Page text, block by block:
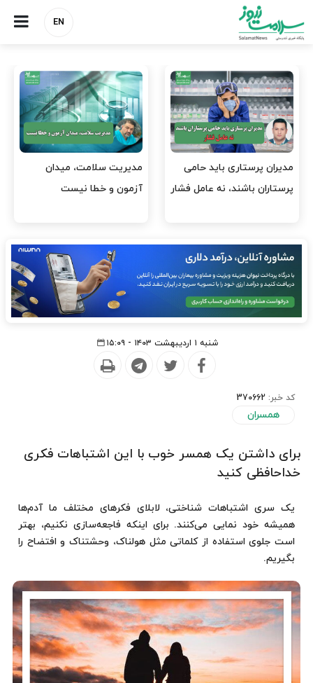
EN
وقت وزیر بهداشت باید صرف
افتتاح پروژه‌ها شود؟
واردات دارو و کالاهای اساسی
باید در اولویت تخصیص ارز
شنبه ۱ اردیبهشت ۱۴۰۳ - ۱۵:۰۹
کد خبر: 370662
همسران
برای داشتن یک همسر خوب با این اشتباهات فکری
خداحافظی کنید
یک سری اشتباهات شناختی، لابلای فکرهای مختلف ما آدم‌ها
همیشه خود نمایی می‌کنند. برای اینکه فاجعه‌سازی نکنیم، بهتر
است جلوی استفاده از کلماتی مثل هولناک، وحشتناک و افتضاح را
بگیریم.